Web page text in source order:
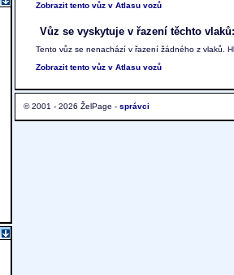
Zobrazit tento vůz v Atlasu vozů
Vůz se vyskytuje v řazení těchto vlaků:
Tento vůz se nenachází v řazení žádného z vlaků.
Zobrazit tento vůz v Atlasu vozů
© 2001 - 2026 ŽelPage - správci